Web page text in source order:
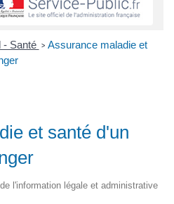
- Santé > Assurance maladie et
et santé d'un
l'information légale et administrative